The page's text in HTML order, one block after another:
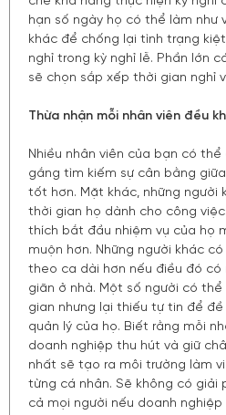
hạn số ngày họ có thể làm như
khác để chống lại tình trạng
nghỉ trong kỳ nghỉ lễ. Phần lớn
sẽ chọn sắp xếp thời gian nghỉ
Thừa nhận mỗi nhân viên đều
Nhiều nhân viên của bạn có
gắng tìm kiếm sự cân bằng
tốt hơn. Mặt khác, những người
thời gian họ dành cho công
thích bắt đầu nhiệm vụ của họ
muộn hơn. Những người khác
theo ca dài hơn nếu điều đó
giãn ở nhà. Một số người có
gian nhưng lại thiếu tự tin để
quản lý của họ. Biết rằng mỗi
doanh nghiệp thu hút và giữ
nhất sẽ tạo ra môi trường làm
từng cá nhân. Sẽ không có giải
cả mọi người nếu doanh